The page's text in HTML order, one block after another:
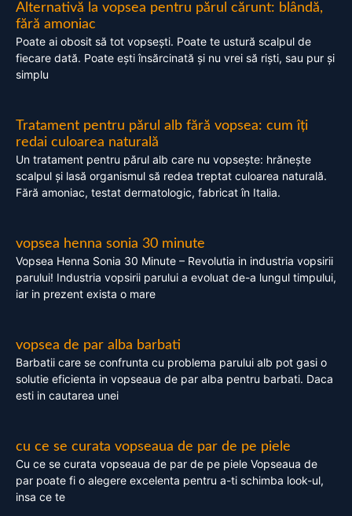
Alternativă la vopsea pentru părul cărunt: blândă,
fără amoniac
Poate ai obosit să tot vopsești. Poate te ustură scalpul de
fiecare dată. Poate ești însărcinată și nu vrei să riști, sau pur și
simplu
Tratament pentru părul alb fără vopsea: cum îți
redai culoarea naturală
Un tratament pentru părul alb care nu vopsește: hrănește
scalpul și lasă organismul să redea treptat culoarea naturală.
Fără amoniac, testat dermatologic, fabricat în Italia.
vopsea henna sonia 30 minute
Vopsea Henna Sonia 30 Minute – Revolutia in industria vopsirii
parului! Industria vopsirii parului a evoluat de-a lungul timpului,
iar in prezent exista o mare
vopsea de par alba barbati
Barbatii care se confrunta cu problema parului alb pot gasi o
solutie eficienta in vopseaua de par alba pentru barbati. Daca
esti in cautarea unei
cu ce se curata vopseaua de par de pe piele
Cu ce se curata vopseaua de par de pe piele Vopseaua de
par poate fi o alegere excelenta pentru a-ti schimba look-ul,
insa ce te